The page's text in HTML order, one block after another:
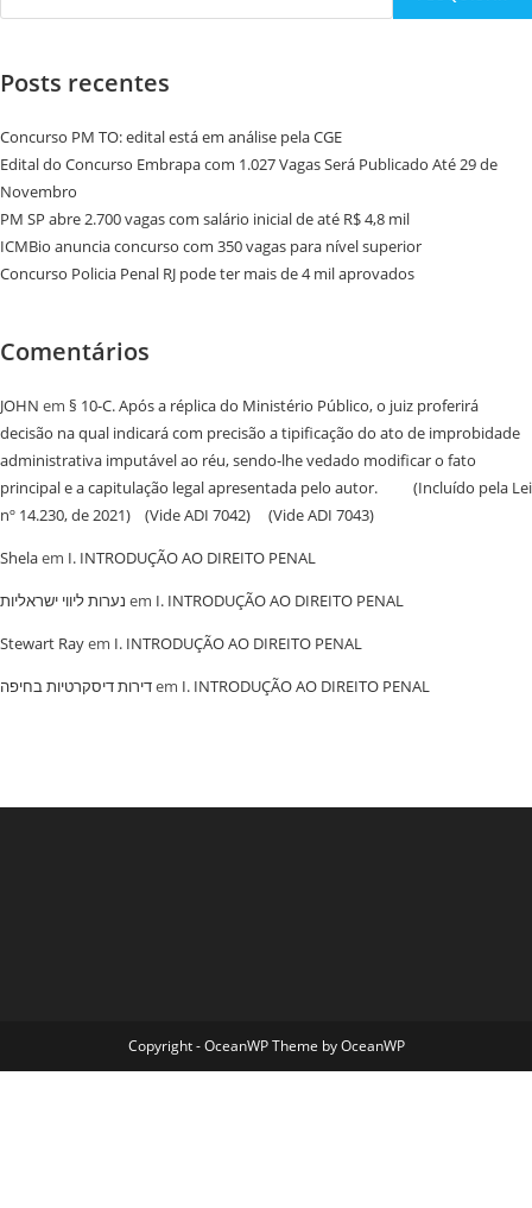
Posts recentes
Concurso PM TO: edital está em análise pela CGE
Edital do Concurso Embrapa com 1.027 Vagas Será Publicado Até 29 de
Novembro
PM SP abre 2.700 vagas com salário inicial de até R$ 4,8 mil
ICMBio anuncia concurso com 350 vagas para nível superior
Concurso Policia Penal RJ pode ter mais de 4 mil aprovados
Comentários
JOHN em § 10-C. Após a réplica do Ministério Público, o juiz proferirá
decisão na qual indicará com precisão a tipificação do ato de improbidade
administrativa imputável ao réu, sendo-lhe vedado modificar o fato
principal e a capitulação legal apresentada pelo autor. (Incluído pela Lei
nº 14.230, de 2021) (Vide ADI 7042) (Vide ADI 7043)
Shelaem I. INTRODUÇÃO AO DIREITO PENAL
נערות ליווי ישראליות em I. INTRODUÇÃO AO DIREITO PENAL
Stewart Rayem I. INTRODUÇÃO AO DIREITO PENAL
‏דירות דיסקרטיות בחיפהem I. INTRODUÇÃO AO DIREITO PENAL
Copyright - OceanWP Theme by OceanWP